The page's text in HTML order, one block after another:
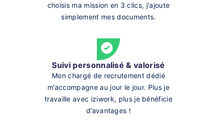
choisis ma mission en 3 clics, j'ajoute
simplement mes documents.
Suivi personnalisé & valorisé
Mon chargé de recrutement dédié
m’accompagne au jour le jour. Plus je
travaille avec iziwork, plus je bénéficie
d’avantages !